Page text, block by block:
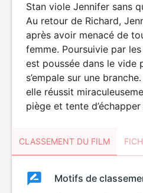
Stan viole Jennifer sans
Au retour de Richard,
après avoir menacé de
femme. Poursuivie par
est poussée dans le vide
s’empale sur une
elle réussit
piège et tente
CLASSEMENT DU FILM
ClassementClassement
Motifs de